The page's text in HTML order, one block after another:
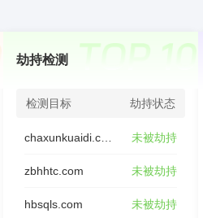
劫持检测
检测目标 劫持状态
未被劫持
zbhhtc.com 未被劫持
hbsqls.com 未被劫持